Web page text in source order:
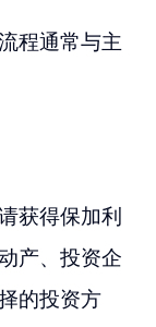
程通常与主
获得保加利
产、投资企
的投资方